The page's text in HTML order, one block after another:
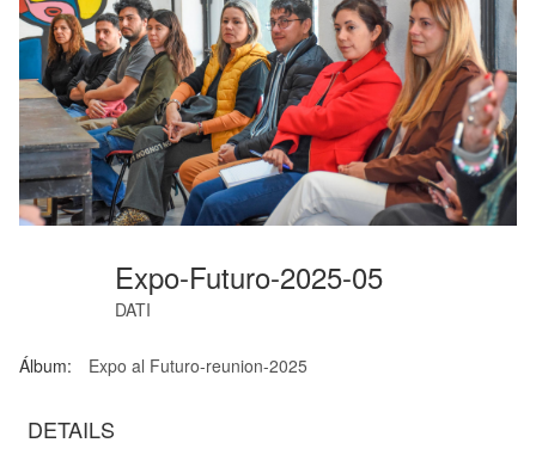
Expo-Futuro-2025-05
DATI
Álbum: Expo al Futuro-reunion-2025
DETAILS